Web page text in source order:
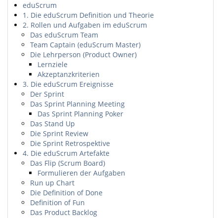
eduScrum
1. Die eduScrum Definition und Theorie
2. Rollen und Aufgaben im eduScrum
Das eduScrum Team
Team Captain (eduScrum Master)
Die Lehrperson (Product Owner)
Lernziele
Akzeptanzkriterien
3. Die eduScrum Ereignisse
Der Sprint
Das Sprint Planning Meeting
Das Sprint Planning Poker
Das Stand Up
Die Sprint Review
Die Sprint Retrospektive
4. Die eduScrum Artefakte
Das Flip (Scrum Board)
Formulieren der Aufgaben
Run up Chart
Die Definition of Done
Definition of Fun
Das Product Backlog